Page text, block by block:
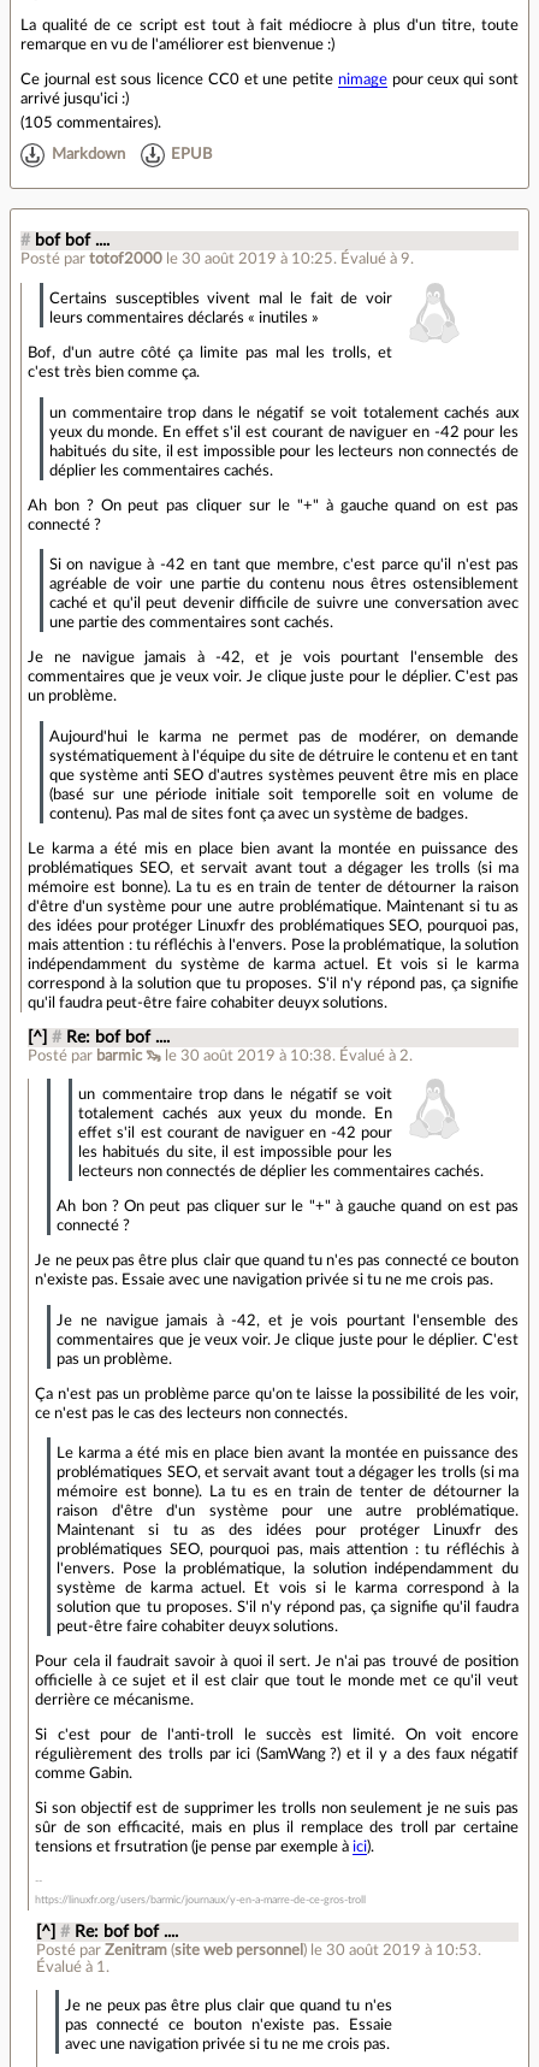
La qualité de ce script est tout à fait médiocre à plus d'un titre, toute
remarque en vu de l'améliorer est bienvenue :)
Ce journal est sous licence CC0 et une petite nimagepour ceux qui sont
arrivé jusqu'ici :)
(105 commentaires).
Markdown EPUB
# bof bof ....
Posté par totof2000 le 30 août 2019 à 10:25. Évalué à 9.
Certains susceptibles vivent mal le fait de voir
leurs commentaires déclarés « inutiles »
Bof, d'un autre côté ça limite pas mal les trolls, et
c'est très bien comme ça.
un commentaire trop dans le négatif se voit totalement cachés aux
yeux du monde. En effet s'il est courant de naviguer en -42 pour les
habitués du site, il est impossible pour les lecteurs non connectés de
déplier les commentaires cachés.
Ah bon ? On peut pas cliquer sur le "+" à gauche quand on est pas
connecté ?
Si on navigue à -42 en tant que membre, c'est parce qu'il n'est pas
agréable de voir une partie du contenu nous êtres ostensiblement
caché et qu'il peut devenir difficile de suivre une conversation avec
une partie des commentaires sont cachés.
Je ne navigue jamais à -42, et je vois pourtant l'ensemble des
commentaires que je veux voir. Je clique juste pour le déplier. C'est pas
un problème.
Aujourd'hui le karma ne permet pas de modérer, on demande
systématiquement à l'équipe du site de détruire le contenu et en tant
que système anti SEO d'autres systèmes peuvent être mis en place
(basé sur une période initiale soit temporelle soit en volume de
contenu). Pas mal de sites font ça avec un système de badges.
Le karma a été mis en place bien avant la montée en puissance des
problématiques SEO, et servait avant tout a dégager les trolls (si ma
mémoire est bonne). La tu es en train de tenter de détourner la raison
d'être d'un système pour une autre problématique. Maintenant si tu as
des idées pour protéger Linuxfr des problématiques SEO, pourquoi pas,
mais attention : tu réfléchis à l'envers. Pose la problématique, la solution
indépendamment du système de karma actuel. Et vois si le karma
correspond à la solution que tu proposes. S'il n'y répond pas, ça signifie
qu'il faudra peut-être faire cohabiter deuyx solutions.
[^] # Re: bof bof ....
Posté par barmic 🦦 le 30 août 2019 à 10:38. Évalué à 2.
un commentaire trop dans le négatif se voit
totalement cachés aux yeux du monde. En
effet s'il est courant de naviguer en -42 pour
les habitués du site, il est impossible pour les
lecteurs non connectés de déplier les commentaires cachés.
Ah bon ? On peut pas cliquer sur le "+" à gauche quand on est pas
connecté ?
Je ne peux pas être plus clair que quand tu n'es pas connecté ce bouton
n'existe pas. Essaie avec une navigation privée si tu ne me crois pas.
Je ne navigue jamais à -42, et je vois pourtant l'ensemble des
commentaires que je veux voir. Je clique juste pour le déplier. C'est
pas un problème.
Ça n'est pas un problème parce qu'on te laisse la possibilité de les voir,
ce n'est pas le cas des lecteurs non connectés.
Le karma a été mis en place bien avant la montée en puissance des
problématiques SEO, et servait avant tout a dégager les trolls (si ma
mémoire est bonne). La tu es en train de tenter de détourner la
raison d'être d'un système pour une autre problématique.
Maintenant si tu as des idées pour protéger Linuxfr des
problématiques SEO, pourquoi pas, mais attention : tu réfléchis à
l'envers. Pose la problématique, la solution indépendamment du
système de karma actuel. Et vois si le karma correspond à la
solution que tu proposes. S'il n'y répond pas, ça signifie qu'il faudra
peut-être faire cohabiter deuyx solutions.
Pour cela il faudrait savoir à quoi il sert. Je n'ai pas trouvé de position
officielle à ce sujet et il est clair que tout le monde met ce qu'il veut
derrière ce mécanisme.
Si c'est pour de l'anti-troll le succès est limité. On voit encore
régulièrement des trolls par ici (SamWang ?) et il y a des faux négatif
comme Gabin.
Si son objectif est de supprimer les trolls non seulement je ne suis pas
sûr de son efficacité, mais en plus il remplace des troll par certaine
tensions et frsutration (je pense par exemple àici).
https://linuxfr.org/users/barmic/journaux/y-en-a-marre-de-ce-gros-troll
[^] # Re: bof bof ....
Posté par Zenitram(site web personnel ) le 30 août 2019 à 10:53.
Évalué à 1 .
Je ne peux pas être plus clair que quand tu n'es
pas connecté ce bouton n'existe pas. Essaie
avec une navigation privée si tu ne me crois pas.